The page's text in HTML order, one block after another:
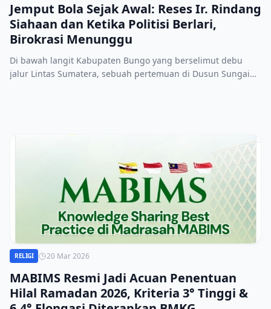
Jemput Bola Sejak Awal: Reses Ir. Rindang
Siahaan dan Ketika Politisi Berlari,
Birokrasi Menunggu
Di bawah langit Kabupaten Bungo yang berselimut debu
jalur Lintas Sumatera, sebuah pertemuan di Dusun Sungai
RELIGI 20 Mar 2026
MABIMS Resmi Jadi Acuan Penentuan
Hilal Ramadan 2026, Kriteria 3° Tinggi &